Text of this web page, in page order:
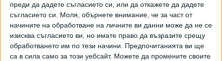
преди да дадете съгласието си, или да откажете да дадете
съгласието си. Моля, обърнете внимание, че за част от
начините на обработване на личните ви данни може да не се
изисква съгласието ви, но имате право да възразите срещу
обработването им по тези начини. Предпочитанията ви ще
са в сила само за този уебсайт. Можете да промените своите